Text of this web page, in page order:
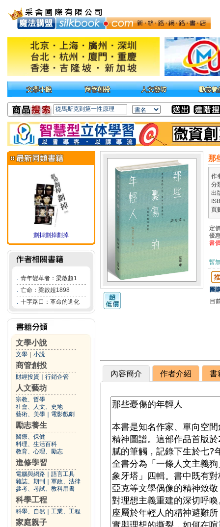
劃掉劃掉劃掉
． 青年變革者：梁啟超1
． 亡命：梁啟超1898
． 十字路口：革命的進化
文學小說
文學 小說
商管創投
財經投資 行銷企管
人文藝坊
宗教、哲學
社會、人文、史地
藝術、美學
電影戲劇
勵志養生
醫療、保健
料理、生活百科
教育、心理、勵志
進修學習
電腦與網路
語言工具
雜誌、期刊
軍政、法律
參考、考試、教科用書
科學工程
科學、自然 工業、工程
家庭親子
那
作
分
出
頁
定
優
書
暫
團
目
內容簡介 作者介紹 書